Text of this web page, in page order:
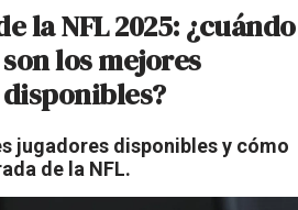
a
r
q
u
la NFL 2025: ¿cuándo
los mejores
jugadores disponibles y cómo
de la NFL.